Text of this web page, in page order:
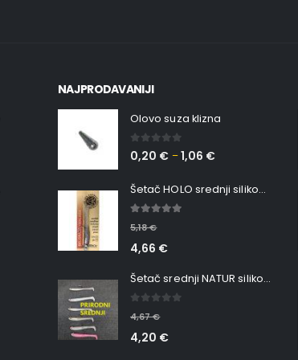
NAJPRODAVANIJI
Olovo suza klizna
0 out of 5
0,20 € –1,06 €
Šetač HOLO srednji silikonska Ribica Belgrade Walker
5,18€
4,66 €
Šetač srednji NATUR silikonska ribica Belgrade Walker
4,67€
4,20 €